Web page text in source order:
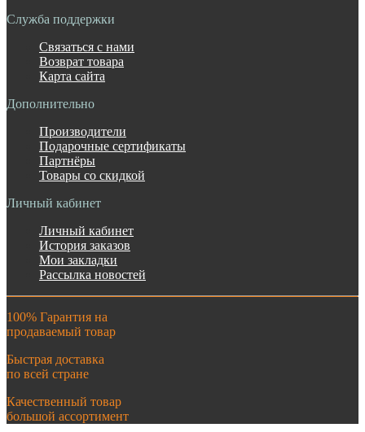
Служба поддержки
Связаться с нами
Возврат товара
Карта сайта
Дополнительно
Производители
Подарочные сертификаты
Партнёры
Товары со скидкой
Личный кабинет
Личный кабинет
История заказов
Мои закладки
Рассылка новостей
100% Гарантия на
продаваемый товар
Быстрая доставка
по всей стране
Качественный товар
большой ассортимент